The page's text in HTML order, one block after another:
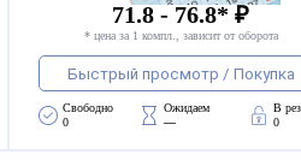
71.8 - 76.8* ₽
* цена за 1 компл., зависит от оборота
Быстрый просмотр / Покупка
Свободно
0
Ожидаем
—
В
0